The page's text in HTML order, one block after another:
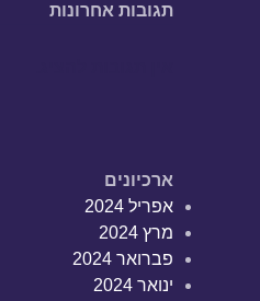
תגובות אחרונות
ארכיונים
אפריל 2024
מרץ 2024
פברואר 2024
ינואר 2024